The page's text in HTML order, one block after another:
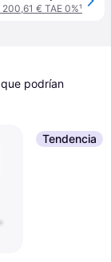
€ TAE 0%¹
podrían
Tendencia